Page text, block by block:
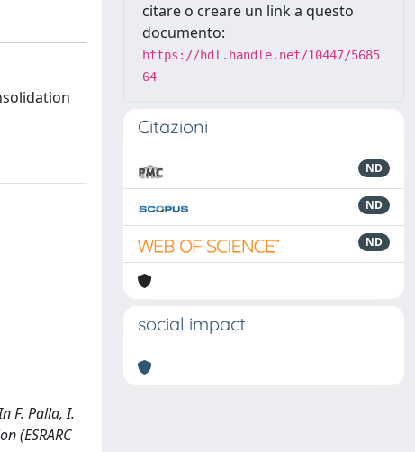
F. Palla, I.
(ESRARC
citare o creare un link a questo
documento:
https://hdl.handle.net/10447/5685
64
Citazioni
ND
ND
ND
social impact